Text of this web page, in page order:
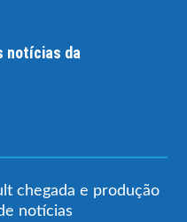
notícias da
chegada e produção
notícias